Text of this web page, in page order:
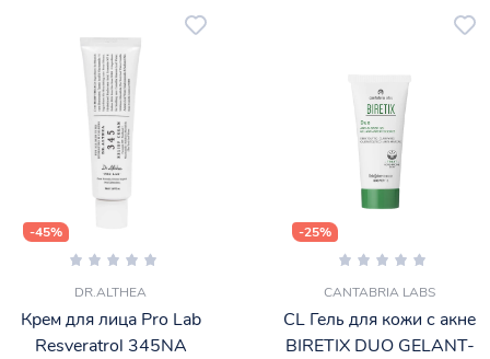
-45%
DR.ALTHEA
Крем для лица Pro Lab
Resveratrol 345NA
-25%
CANTABRIA LABS
CL Гель для кожи с акне
BIRETIX DUO GELANT-